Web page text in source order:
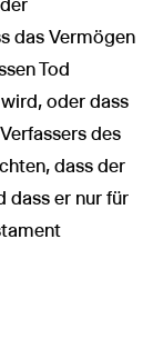
das Vermögen
Tod
oder dass
des
dass der
dass er nur für